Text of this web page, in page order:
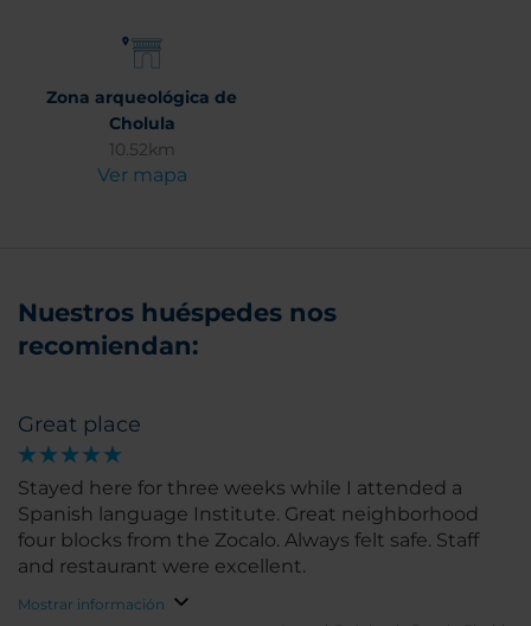
Zona arqueológica de
Cholula
10.52km
Ver mapa
Nuestros huéspedes nos
recomiendan:
Great place
Stayed here for three weeks while I attended a
Spanish language Institute. Great neighborhood
four blocks from the Zocalo. Always felt safe. Staff
and restaurant were excellent.
Mostrar información